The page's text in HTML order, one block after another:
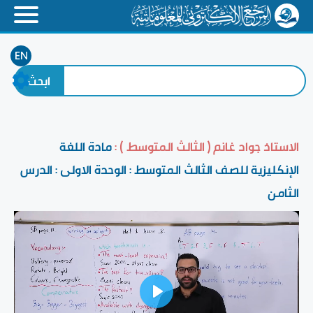
EN
الاستاذ جواد غانم ( الثالث المتوسط ) :مادة اللغة
الإنكليزية للصف الثالث المتوسط : الوحدة الاولى : الدرس
الثامن
Play